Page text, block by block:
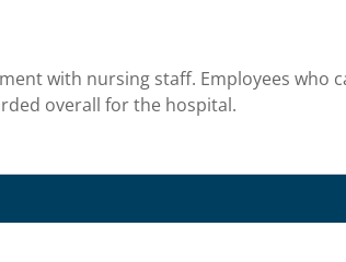
with nursing staff. Employees who
overall for the hospital.